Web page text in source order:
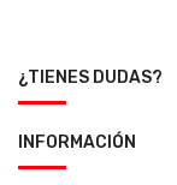
¿TIENES DUDAS?
INFORMACIÓN